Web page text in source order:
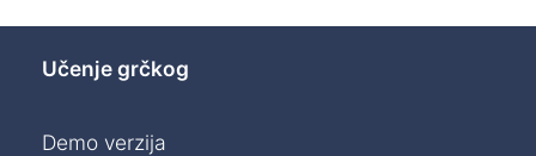
Učenje grčkog
Demo verzija